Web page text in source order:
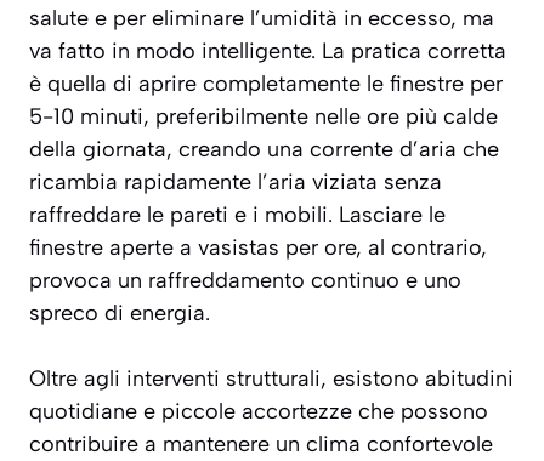
salute e per eliminare l’umidità in eccesso, ma
va fatto in modo intelligente. La pratica corretta
è quella di aprire completamente le finestre per
5-10 minuti, preferibilmente nelle ore più calde
della giornata, creando una corrente d’aria che
ricambia rapidamente l’aria viziata senza
raffreddare le pareti e i mobili. Lasciare le
finestre aperte a vasistas per ore, al contrario,
provoca un raffreddamento continuo e uno
spreco di energia.
Oltre agli interventi strutturali, esistono abitudini
quotidiane e piccole accortezze che possono
contribuire a mantenere un clima confortevole